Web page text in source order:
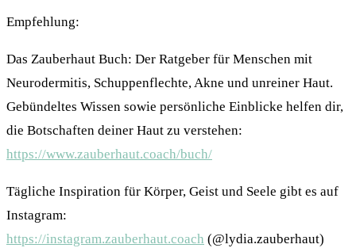
Empfehlung:
Das Zauberhaut Buch: Der Ratgeber für Menschen mit
Neurodermitis, Schuppenflechte, Akne und unreiner Haut.
Gebündeltes Wissen sowie persönliche Einblicke helfen dir,
die Botschaften deiner Haut zu verstehen:
https://www.zauberhaut.coach/buch/
Tägliche Inspiration für Körper, Geist und Seele gibt es auf
Instagram:
https://instagram.zauberhaut.coach (@lydia.zauberhaut)